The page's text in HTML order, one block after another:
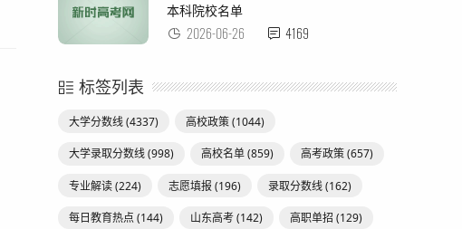
本科院校名单
2026-06-26 4169
标签列表
大学分数线(4337) 高校政策(1044)
大学录取分数线(998) 高校名单(859) 高考政策(657)
专业解读(224) 志愿填报 (196) 录取分数线(162)
每日教育热点 (144) 山东高考(142) 高职单招(129)